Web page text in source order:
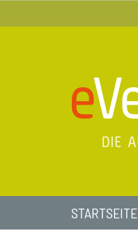
STARTSEITE